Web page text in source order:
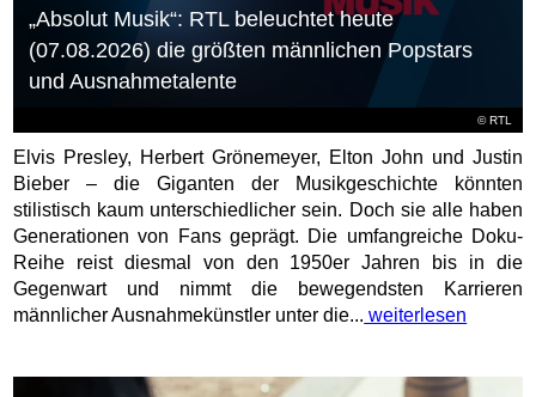
©RTL
„Absolut Musik“: RTL beleuchtet heute
(07.08.2026) die größten männlichen Popstars
und Ausnahmetalente
Elvis Presley, Herbert Grönemeyer, Elton John und Justin
Bieber – die Giganten der Musikgeschichte könnten
stilistisch kaum unterschiedlicher sein. Doch sie alle haben
Generationen von Fans geprägt. Die umfangreiche Doku-
Reihe reist diesmal von den 1950er Jahren bis in die
Gegenwart und nimmt die bewegendsten Karrieren
männlicher Ausnahmekünstler unter die... weiterlesen